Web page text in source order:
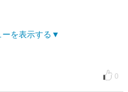
を表示する
0